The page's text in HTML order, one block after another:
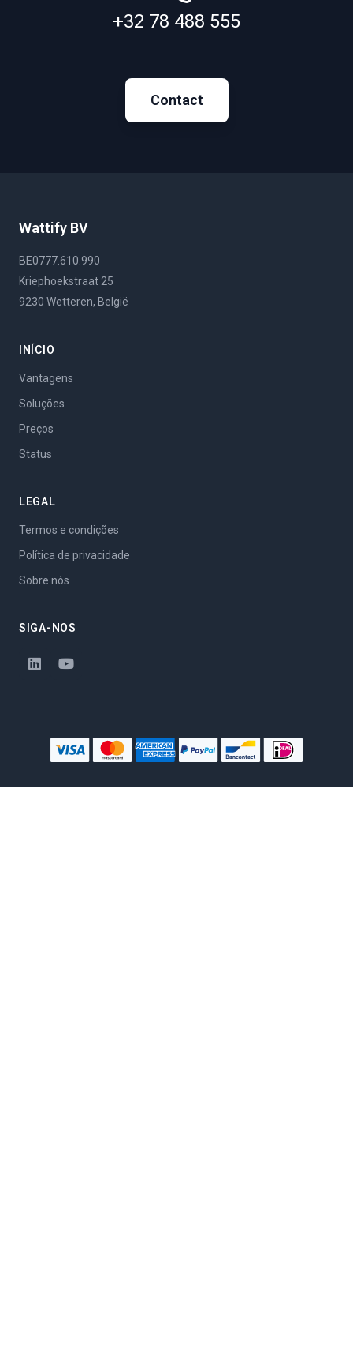
+32 78 488 555
Contact
Wattify BV
BE0777.610.990
Kriephoekstraat 25
9230 Wetteren, België
INÍCIO
Vantagens
Soluções
Preços
Status
LEGAL
Termos e condições
Política de privacidade
Sobre nós
SIGA-NOS